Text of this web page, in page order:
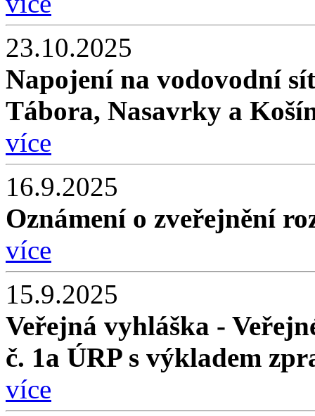
23.10.2025
Napojení na vodovodní
Tábora, Nasavrky a
více
16.9.2025
Oznámení o zveřejnění
více
15.9.2025
Veřejná vyhláška -
č. 1a ÚRP s výkladem
více